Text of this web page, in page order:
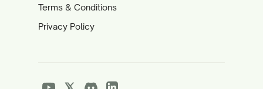
Terms & Conditions
Privacy Policy